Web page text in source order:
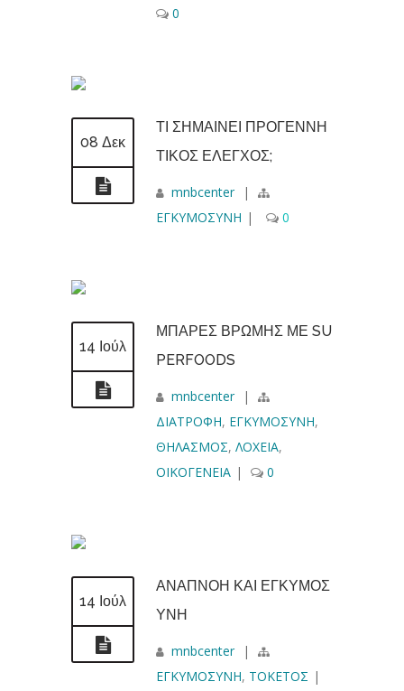
0
08 Δεκ
ΤΙ ΣΗΜΑΙΝΕΙ ΠΡΟΓΕΝΝΗ
ΤΙΚΟΣ ΕΛΕΓΧΟΣ;
mnbcenter
|
ΕΓΚΥΜΟΣΥΝΗ | 0
14 Ιούλ
ΜΠΑΡΕΣ ΒΡΩΜΗΣ ΜΕ SU
PERFOODS
mnbcenter
|
ΔΙΑΤΡΟΦΗ, ΕΓΚΥΜΟΣΥΝΗ,
ΘΗΛΑΣΜΟΣ, ΛΟΧΕΙΑ,
ΟΙΚΟΓΕΝΕΙΑ | 0
14 Ιούλ
ΑΝΑΠΝΟΗ ΚΑΙ ΕΓΚΥΜΟΣ
ΥΝΗ
mnbcenter
|
ΕΓΚΥΜΟΣΥΝΗ, ΤΟΚΕΤΟΣ |